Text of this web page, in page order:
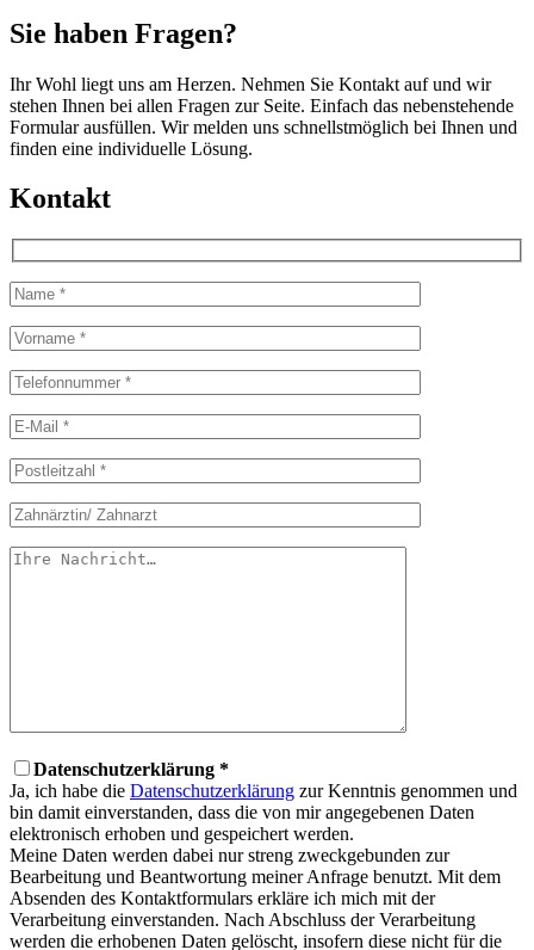
Sie haben Fragen?
Ihr Wohl liegt uns am Herzen. Nehmen Sie Kontakt auf und wir
stehen Ihnen bei allen Fragen zur Seite. Einfach das nebenstehende
Formular ausfüllen. Wir melden uns schnellstmöglich bei Ihnen und
finden eine individuelle Lösung.
Kontakt
Datenschutzerklärung *
Ja, ich habe die Datenschutzerklärung zur Kenntnis genommen und
bin damit einverstanden, dass die von mir angegebenen Daten
elektronisch erhoben und gespeichert werden.
Meine Daten werden dabei nur streng zweckgebunden zur
Bearbeitung und Beantwortung meiner Anfrage benutzt. Mit dem
Absenden des Kontaktformulars erkläre ich mich mit der
Verarbeitung einverstanden. Nach Abschluss der Verarbeitung
werden die erhobenen Daten gelöscht, insofern diese nicht für die